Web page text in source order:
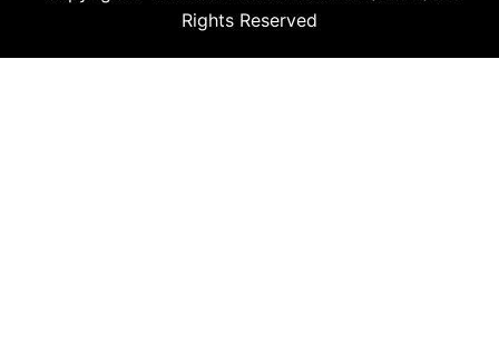
Rights Reserved